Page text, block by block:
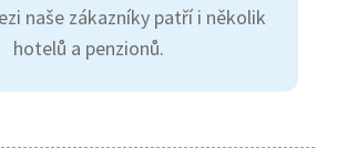
naše zákazníky patří i několik
hotelů a penzionů.